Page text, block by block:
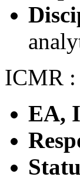
ICMR :
EA,